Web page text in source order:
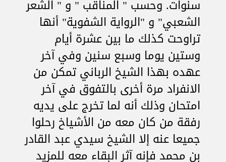
سنوات. وحسب " المناقب " و " الشعر
الشعبي" و "الرواية الشفوية" أنها
تراوحت كذلك ما بين عشرة أيام
وستين يوما وسبع سنين وفي آخر
عهده بهذا الشيخ الرباني تمكن من
الانفراد مرة أخرى بالتفوق في آخر
امتحان وذلك أنه لما تخرج على يديه
رفقة من كان معه من الأشياخ رحلوا
جميعا عنه إلا الشيخ سيدي عبد القادر
بن محمد فإنه آثر البقاء معه للمزيد